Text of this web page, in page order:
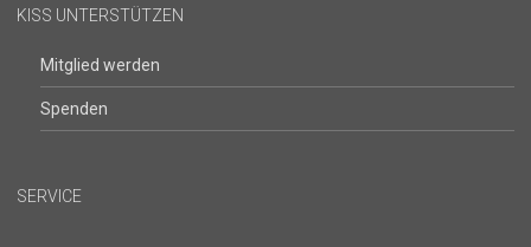
KISS UNTERSTÜTZEN
Mitglied werden
Spenden
SERVICE